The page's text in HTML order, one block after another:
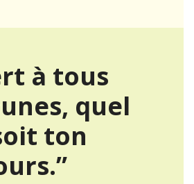
à tous
quel
ton